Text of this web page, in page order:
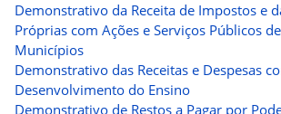
Demonstrativo da Receita de Impostos e
Próprias com Ações e Serviços Públicos
Municípios
Demonstrativo das Receitas e Despesas
Desenvolvimento do Ensino
Demonstrativo de Restos a Pagar por